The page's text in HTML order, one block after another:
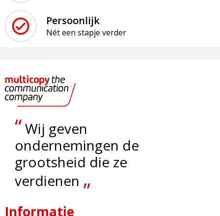
Persoonlijk
Nét een stapje verder
“Wij geven
ondernemingen de
grootsheid die ze
verdienen „
Informatie